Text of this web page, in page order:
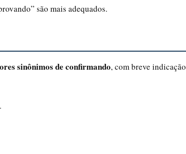
são mais adequados.
sinônimos de confirmando, com breve indicação